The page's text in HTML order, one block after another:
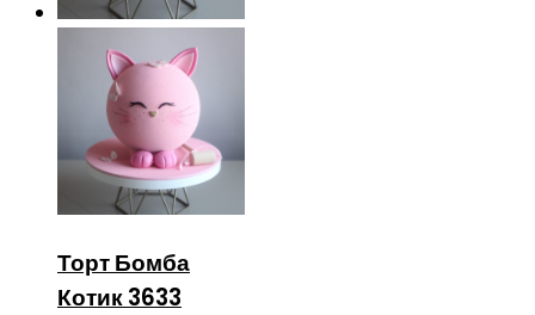
Торт Бомба
Котик 3633